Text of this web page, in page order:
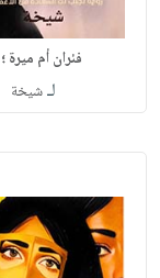
فئران أم ميرة
لـشيخة